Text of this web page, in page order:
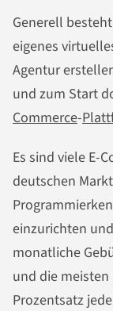
Generell
eigenes
Agentur
und zum Start
Commerce-
Es sind viele E-
deutschen
einzurichten
monatliche
und die
Prozentsatz